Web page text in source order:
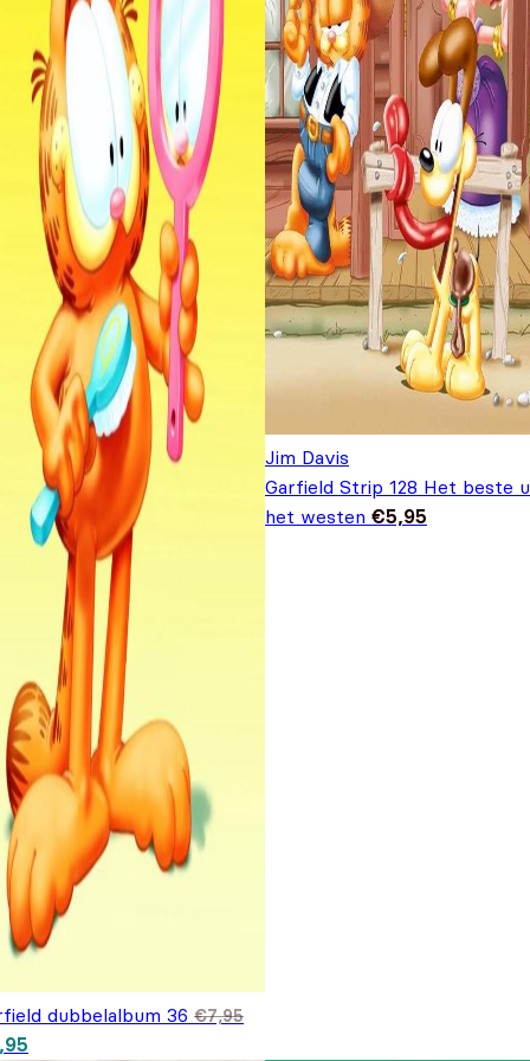
dubbelalbum 36 €7,95
prijs was: €7,95.
Jim Davis
Garfield Strip 128 Het beste
het westen €5,95